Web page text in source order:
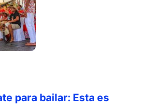
para bailar: Esta es